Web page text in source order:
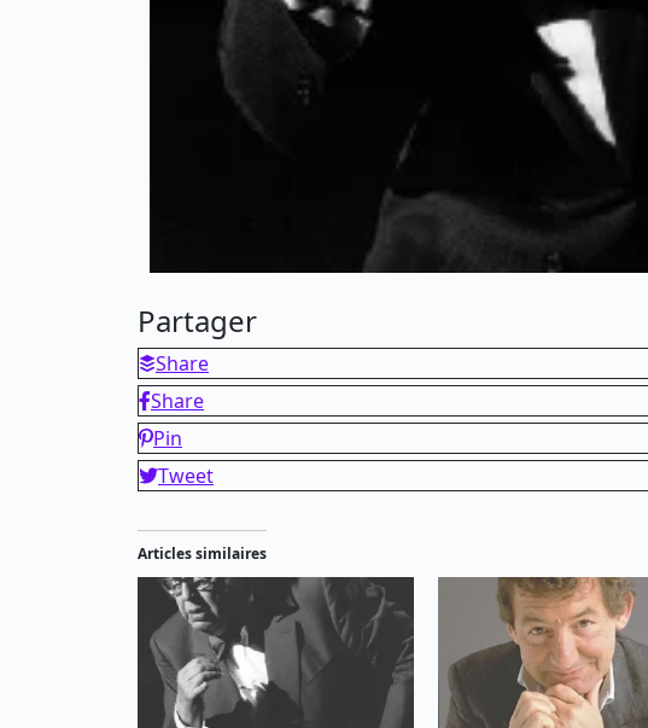
Partager
Share
Share
Pin
Tweet
Articles similaires